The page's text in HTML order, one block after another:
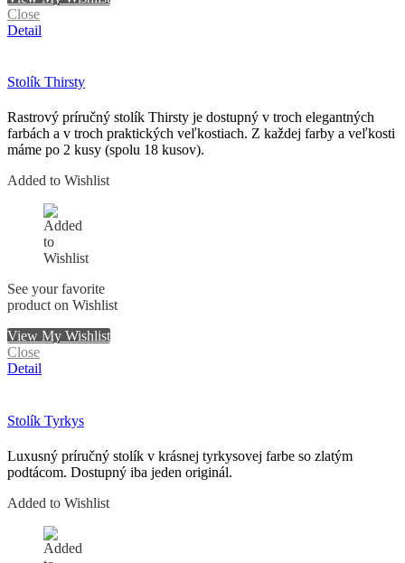
Close
Detail
Stolík Thirsty
Rastrový príručný stolík Thirsty je dostupný v troch elegantných
farbách a v troch praktických veľkostiach. Z každej farby a veľkosti
máme po 2 kusy (spolu 18 kusov).
Added to Wishlist
See your favorite
product on Wishlist
View My Wishlist
Close
Detail
Stolík Tyrkys
Luxusný príručný stolík v krásnej tyrkysovej farbe so zlatým
podtácom. Dostupný iba jeden originál.
Added to Wishlist